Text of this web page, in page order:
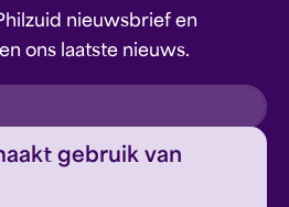
gebruik van
nieuwsbrief en
ons laatste nieuws.